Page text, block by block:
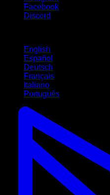
Facebook
Discord
English
Español
Deutsch
Français
Italiano
Português